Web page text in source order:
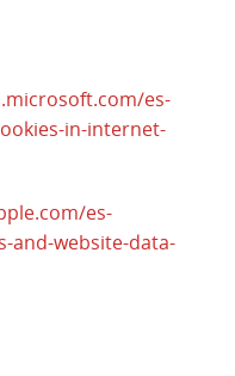
es-
in-internet-
es-
and-website-data-